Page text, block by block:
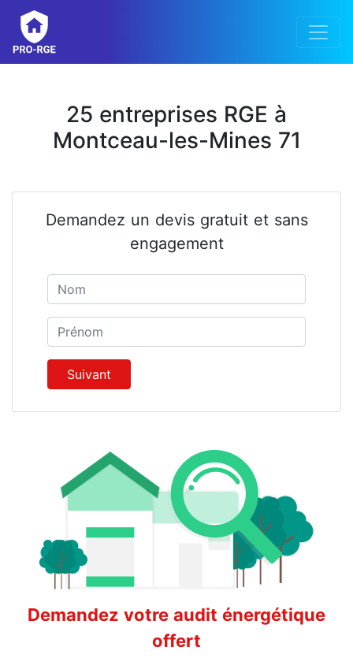
25 entreprises RGE à
Montceau-les-Mines 71
Demandez un devis gratuit et sans
engagement
Prénom
Suivant
Demandez votre audit énergétique
offert